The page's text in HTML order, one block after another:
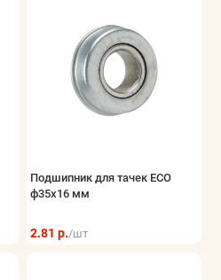
Подшипник для тачек ECO
ф35x16 мм
2.81 р./шт